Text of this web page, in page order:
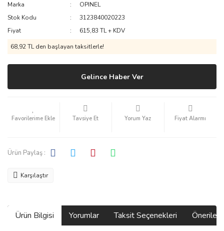
Marka
OPINEL
Stok Kodu
3123840020223
Fiyat
615,83 TL + KDV
68,92 TL den başlayan taksitlerle!
Gelince Haber Ver
Tavsiye Et Yorum Yaz Fiyat Alarmı
Ürün Paylaş :
Karşılaştır
Ürün Bilgisi Yorumlar Taksit Seçenekleri